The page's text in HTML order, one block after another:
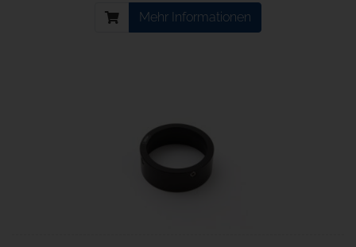
Mehr Informationen